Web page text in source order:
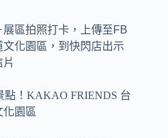
區拍照打卡，上傳至FB
化園區，到快閃店出示